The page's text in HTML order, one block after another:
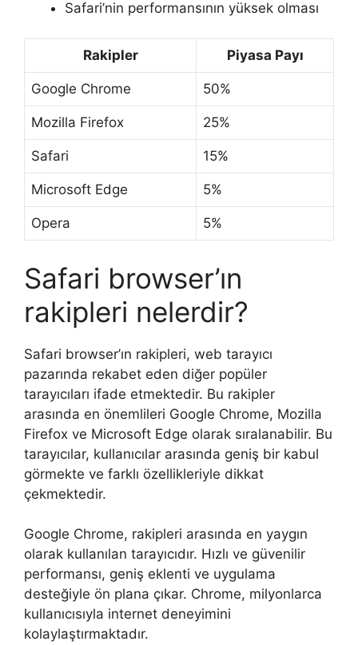
Safari’nin performansının yüksek olması
Rakipler Piyasa Payı
Google Chrome 50%
Mozilla Firefox 25%
Safari 15%
Microsoft Edge 5%
Opera 5%
Safari browser’ın
rakipleri nelerdir?
Safari browser’ın rakipleri, web tarayıcı
pazarında rekabet eden diğer popüler
tarayıcıları ifade etmektedir. Bu rakipler
arasında en önemlileri Google Chrome, Mozilla
Firefox ve Microsoft Edge olarak sıralanabilir. Bu
tarayıcılar, kullanıcılar arasında geniş bir kabul
görmekte ve farklı özellikleriyle dikkat
çekmektedir.
Google Chrome, rakipleri arasında en yaygın
olarak kullanılan tarayıcıdır. Hızlı ve güvenilir
performansı, geniş eklenti ve uygulama
desteğiyle ön plana çıkar. Chrome, milyonlarca
kullanıcısıyla internet deneyimini
kolaylaştırmaktadır.